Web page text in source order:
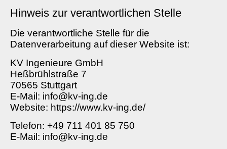
Hinweis zur verantwortlichen Stelle
Die verantwortliche Stelle für die
Datenverarbeitung auf dieser Website ist:
KV Ingenieure GmbH
Heßbrühlstraße 7
70565 Stuttgart
E-Mail: info@kv-ing.de
Website: https://www.kv-ing.de/
Telefon: +49 711 401 85 750
E-Mail: info@kv-ing.de